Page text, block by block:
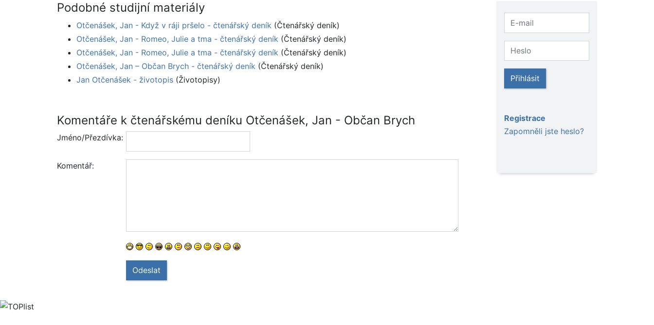
Podobné studijní materiály
Otčenášek, Jan - Když v ráji pršelo - čtenářský deník (Čtenářský deník)
Otčenášek, Jan - Romeo, Julie a tma - čtenářský deník (Čtenářský deník)
Otčenášek, Jan - Romeo, Julie a tma - čtenářský deník (Čtenářský deník)
Otčenášek, Jan – Občan Brych - čtenářský deník (Čtenářský deník)
Jan Otčenášek - životopis (Životopisy)
Komentáře k čtenářskému deníku Otčenášek, Jan - Občan Brych
Jméno/Přezdívka:
Komentář:
Odeslat
Přihlásit
Registrace
Zapomněli jste heslo?